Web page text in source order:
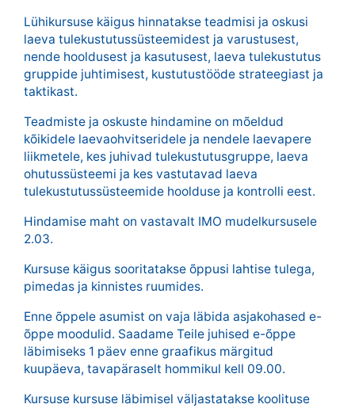
Lühikursuse käigus hinnatakse teadmisi ja oskusi
laeva tulekustutussüsteemidest ja varustusest,
nende hooldusest ja kasutusest, laeva tulekustutus
gruppide juhtimisest, kustutustööde strateegiast ja
taktikast.
Teadmiste ja oskuste hindamine on mõeldud
kõikidele laevaohvitseridele ja nendele laevapere
liikmetele, kes juhivad tulekustutusgruppe, laeva
ohutussüsteemi ja kes vastutavad laeva
tulekustutussüsteemide hoolduse ja kontrolli eest.
Hindamise maht on vastavalt IMO mudelkursusele
2.03.
Kursuse käigus sooritatakse õppusi lahtise tulega,
pimedas ja kinnistes ruumides.
Enne õppele asumist on vaja läbida asjakohased e-
õppe moodulid. Saadame Teile juhised e-õppe
läbimiseks 1 päev enne graafikus märgitud
kuupäeva, tavapäraselt hommikul kell 09.00.
Kursuse kursuse läbimisel väljastatakse koolituse